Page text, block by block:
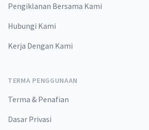
Pengiklanan Bersama Kami
Hubungi Kami
Kerja Dengan Kami
TERMA PENGGUNAAN
Terma & Penafian
Dasar Privasi